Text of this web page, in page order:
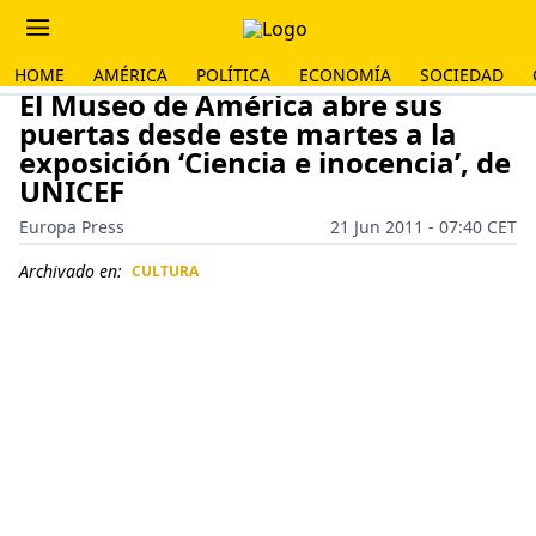
HOME AMÉRICA POLÍTICA ECONOMÍA SOCIEDAD
El Museo de América abre sus
puertas desde este martes a la
exposición ‘Ciencia e inocencia’, de
UNICEF
Europa Press
21 Jun 2011 - 07:40 CET
Archivado en: CULTURA